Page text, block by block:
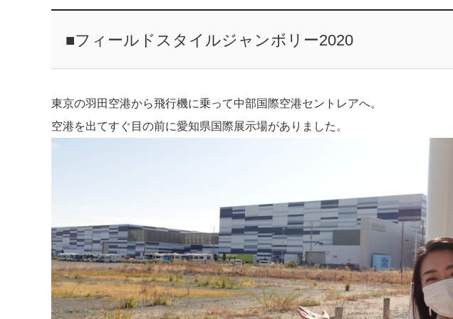
■フィールドスタイルジャンボリー2020
東京の羽田空港から飛行機に乗って中部国際空港セントレアへ。
空港を出てすぐ目の前に愛知県国際展示場がありました。